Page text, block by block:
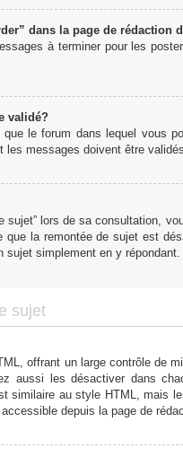
dans la page de rédaction
à terminer pour les
validé?
que le forum dans lequel vous
messages doivent être
sujet” lors de sa consultation,
la remontée de sujet est
sujet simplement en y
sujet
offrant un large contrôle de
aussi les désactiver dans
similaire au style HTML, mais
depuis la page de